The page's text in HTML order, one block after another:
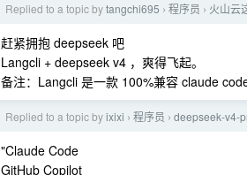
Replied to a topic bytangchi695 › 程序员 › 火山云
赶紧拥抱 deepseek 吧
Langcli + deepseek v4 ，爽得飞起。
备注：Langcli 是一款 100%兼容 claude
Replied to a topic byixixi › 程序员 › deepseek-v4-
"Claude Code
GitHub Copilot